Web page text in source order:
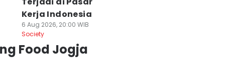
Kerja Indonesia
6 Aug 2026, 20:00 WIB
Society
Food Jogja